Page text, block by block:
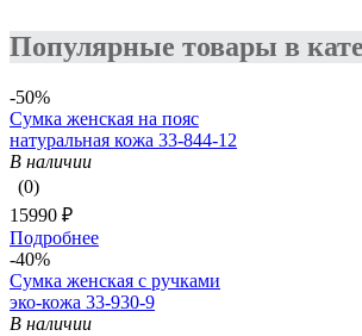
Популярные товары в
-50%
Сумка женская на пояс
натуральная кожа 33-844-12
В наличии
(0)
15990 ₽
Подробнее
-40%
Сумка женская с ручками
эко-кожа 33-930-9
В наличии